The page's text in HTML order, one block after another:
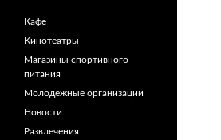
Кафе
Кинотеатры
Магазины спортивного
питания
Молодежные организации
Новости
Развлечения